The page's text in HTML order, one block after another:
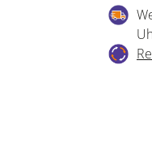
Menge